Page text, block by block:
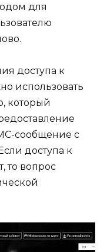
для
доступа к
использовать
который
сообщение с
доступа к
то вопрос